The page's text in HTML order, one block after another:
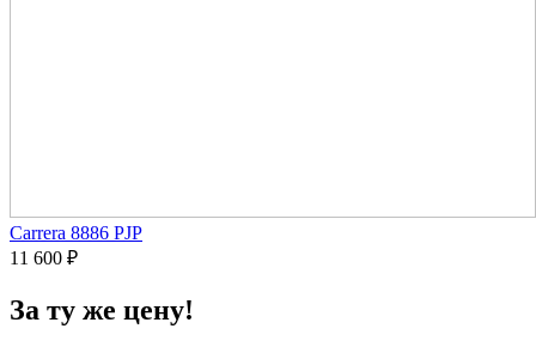
Carrera 8886 PJP
11 600 ₽
За ту же цену!